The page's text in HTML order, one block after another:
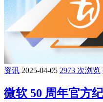
资讯 2025-04-05 2973 次浏览
微软 50 周年官方